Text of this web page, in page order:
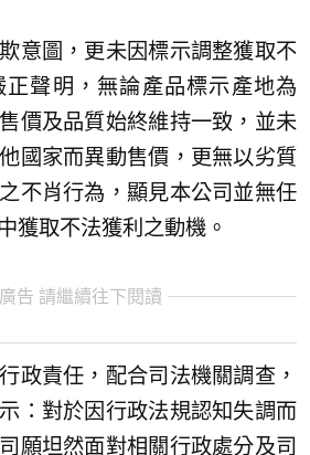
意圖，更未因標示調整獲取不
聲明，無論產品標示產地為
價及品質始終維持一致，並未
國家而異動售價，更無以劣質
不肖行為，顯見本公司並無任
獲取不法獲利之動機。
告 請繼續往下閱讀
政責任，配合司法機關調查，
：對於因行政法規認知失調而
願坦然面對相關行政處分及司